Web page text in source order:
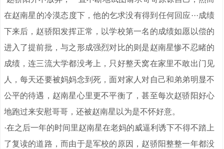
在赵南星的冷漠态度下，他的乞求没有得到任何回应···成绩
下来后，赵骄阳发挥正常，以学校第一名的成绩如愿以偿的
进入了提前批，与之形成强烈对比的则是赵南星惨不忍睹的
成绩，连三流大学都没考上，只好整天窝在家里不敢出门见
人，每天还要被妈妈念到死，面对家人对自己和弟弟明显不
公平的待遇，赵南星心里更不平衡了，甚至每次赵骄阳好心
地跑过来安慰哥哥，还被赵南星以为是不怀好意。
·在之后一年的时间里赵南星在老妈的威逼利诱下不得不踏上
了复读的道路，而由于是军校的原因，赵骄阳整整一年都没